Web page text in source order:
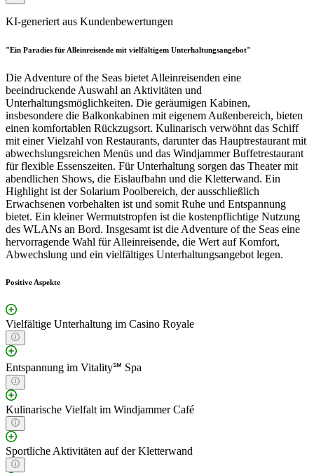
KI-generiert aus Kundenbewertungen
"Ein Paradies für Alleinreisende mit vielfältigem Unterhaltungsangebot"
Die Adventure of the Seas bietet Alleinreisenden eine
beeindruckende Auswahl an Aktivitäten und
Unterhaltungsmöglichkeiten. Die geräumigen Kabinen,
insbesondere die Balkonkabinen mit eigenem Außenbereich, bieten
einen komfortablen Rückzugsort. Kulinarisch verwöhnt das Schiff
mit einer Vielzahl von Restaurants, darunter das Hauptrestaurant mit
abwechslungsreichen Menüs und das Windjammer Buffetrestaurant
für flexible Essenszeiten. Für Unterhaltung sorgen das Theater mit
abendlichen Shows, die Eislaufbahn und die Kletterwand. Ein
Highlight ist der Solarium Poolbereich, der ausschließlich
Erwachsenen vorbehalten ist und somit Ruhe und Entspannung
bietet. Ein kleiner Wermutstropfen ist die kostenpflichtige Nutzung
des WLANs an Bord. Insgesamt ist die Adventure of the Seas eine
hervorragende Wahl für Alleinreisende, die Wert auf Komfort,
Abwechslung und ein vielfältiges Unterhaltungsangebot legen.
Positive Aspekte
Vielfältige Unterhaltung im Casino Royale
Entspannung im Vitality℠ Spa
Kulinarische Vielfalt im Windjammer Café
Sportliche Aktivitäten auf der Kletterwand